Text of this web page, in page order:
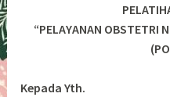
“PELAYANAN OBSTETRI
Kepada Yth.